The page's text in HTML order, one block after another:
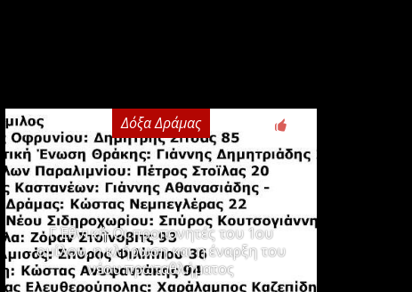
Δόξα Δράμας
Γ΄ Εθνική: Οι προπονητές του 1ου
ομίλου, η κλήρωση και η έναρξη του
νέου πρωταθλήματος